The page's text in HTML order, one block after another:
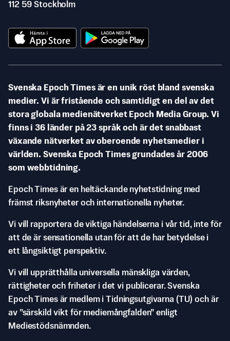
112 59 Stockholm
Svenska Epoch Times är en unik röst bland svenska
medier. Vi är fristående och samtidigt en del av det
stora globala medienätverket Epoch Media Group. Vi
finns i 36 länder på 23 språk och är det snabbast
växande nätverket av oberoende nyhetsmedier i
världen. Svenska Epoch Times grundades år 2006
som webbtidning.
Epoch Times är en heltäckande nyhetstidning med
främst riksnyheter och internationella nyheter.
Vi vill rapportera de viktiga händelserna i vår tid, inte för
att de är sensationella utan för att de har betydelse i
ett långsiktigt perspektiv.
Vi vill upprätthålla universella mänskliga värden,
rättigheter och friheter i det vi publicerar. Svenska
Epoch Times är medlem i Tidningsutgivarna (TU) och är
av ”särskild vikt för mediemångfalden” enligt
Mediestödsnämnden.